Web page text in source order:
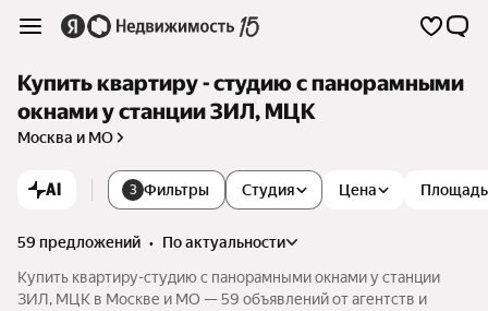
Купить квартиру - студию с панорамными
окнами у станции ЗИЛ, МЦК
Москва и МО
AI 3 Фильтры Студия Цена Площадь
59 предложений •
по актуальности
Купить квартиру-студию с панорамными окнами у станции
ЗИЛ, МЦК в Москве и МО — 59 объявлений от агентств и